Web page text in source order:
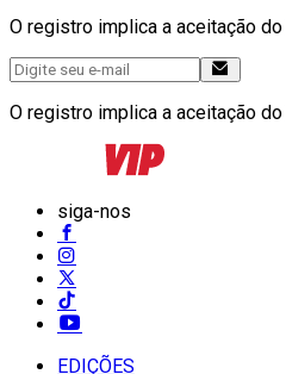
O registro implica a aceitação do
O registro implica a aceitação do
siga-nos
EDIÇÕES